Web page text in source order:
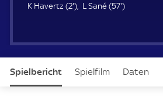
i
t
e
K Havertz (2'2
t
) L Sané (57'5
u
)
Spielbericht Spielfilm Daten